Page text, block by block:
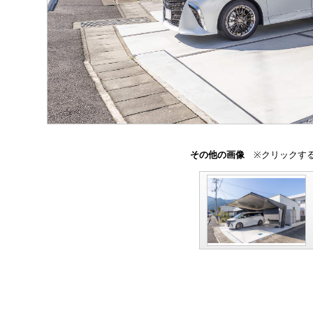
その他の画像※クリックする